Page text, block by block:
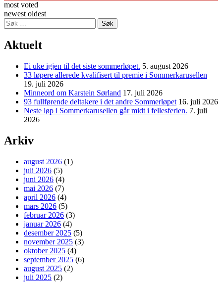
most voted
newest oldest
Søk
etter:
Aktuelt
Ei uke igjen til det siste sommerløpet. 5. august 2026
33 løpere allerede kvalifisert til premie i Sommerkarusellen
19. juli 2026
Minneord om Karstein Sørland 17. juli 2026
93 fullførende deltakere i det andre Sommerløpet 16. juli 2026
Neste løp i Sommerkarusellen går midt i fellesferien. 7. juli
2026
Arkiv
august 2026 (1)
juli 2026 (5)
juni 2026 (4)
mai 2026 (7)
april 2026 (4)
mars 2026 (5)
februar 2026 (3)
januar 2026 (4)
desember 2025 (5)
november 2025 (3)
oktober 2025 (4)
september 2025 (6)
august 2025 (2)
juli 2025 (2)